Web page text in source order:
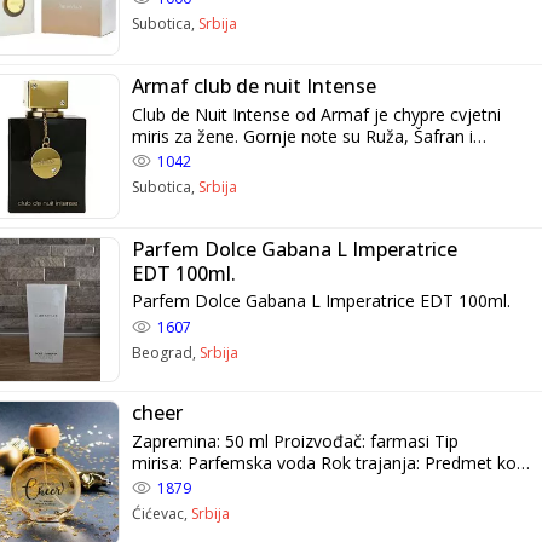
notom. Intenzivni miris parfema se zadrzava na
koži ceo dan, a na odeci i po nekoliko dana.
Subotica, Srbija
Armaf club de nuit Intense
Club de Nuit Intense od Armaf je chypre cvjetni
miris za žene. Gornje note su Ruža, Šafran i
Geranium; srednje note su Muškatni orah, Biber,
Ljubičica i Kim Pafremi zenski, sa originalnom
mirisnom notom. Intenzivni miris parfema se
dana. Originalno pakovanje sa celofanom i bar
kodom.
1042
Subotica, Srbija
Parfem Dolce Gabana L Imperatrice
EDT 100ml.
Parfem Dolce Gabana L Imperatrice EDT 100ml.
1607
Beograd, Srbija
cheer
Zapremina: 50 ml Proizvođač: farmasi Tip
mirisa: Parfemska voda Rok trajanja: Predmet koji
prodajem je u roku trajanja ili je trajanje
neograničeno i može se bezbedno koristiti
Vrsta: Ženski Farmasi ženski parfem CHEER
1879
Ćićevac, Srbija